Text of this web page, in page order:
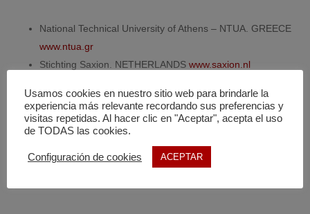
National Technical University of Athens – NTUA. GREECE
www.ntua.gr
Stichting Saxion. NETHERLANDS www.saxion.nl
Tecnológico del Mármol, Piedra y Materiales (CTM).
SPAINwww.ctmarmol.es
Tallinna Tehnikaulikool (TalTech). ESTONIA
Fachhochschule Bielefeld (FH- Bielefeld). GERMANY
Usamos cookies en nuestro sitio web para brindarle la
experiencia más relevante recordando sus preferencias y
visitas repetidas. Al hacer clic en "Aceptar", acepta el uso
de TODAS las cookies.
Configuración de cookies ACEPTAR